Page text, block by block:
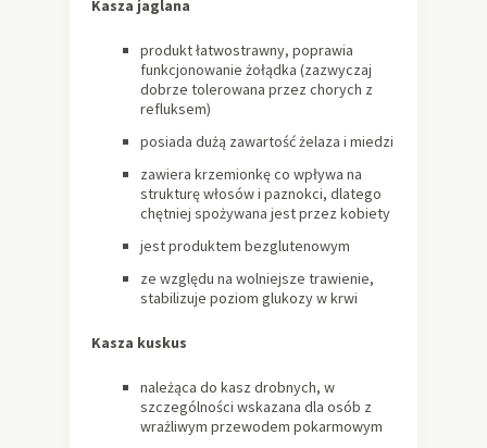
Kasza jaglana
produkt łatwostrawny, poprawia
funkcjonowanie żołądka (zazwyczaj
dobrze tolerowana przez chorych z
refluksem)
posiada dużą zawartość żelaza i miedzi
zawiera krzemionkę co wpływa na
strukturę włosów i paznokci, dlatego
chętniej spożywana jest przez kobiety
jest produktem bezglutenowym
ze względu na wolniejsze trawienie,
stabilizuje poziom glukozy w krwi
Kasza kuskus
należąca do kasz drobnych, w
szczególności wskazana dla osób z
wrażliwym przewodem pokarmowym